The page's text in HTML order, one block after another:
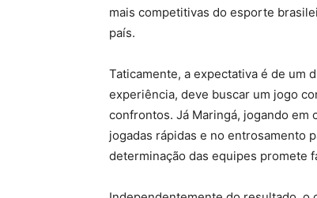
mais competitivas do esporte
país.
Taticamente, a expectativa é de um
experiência, deve buscar um jogo
confrontos. Já Maringá, jogando em
jogadas rápidas e no entrosamento
determinação das equipes promete